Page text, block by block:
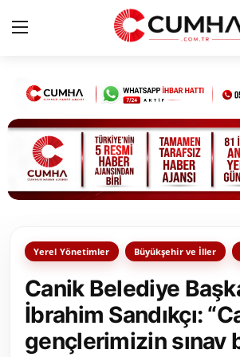
Kurumsal
Cumhurbaşkanlığı
Bakanlıklar
Siyasi Partiler
Yerel Yönetimler
Mülki İdare
Yerel Yönetimler Büyükşehir ve İller
Canik Belediye
İbrahim Sandıkçı:
gençlerimizin sınav